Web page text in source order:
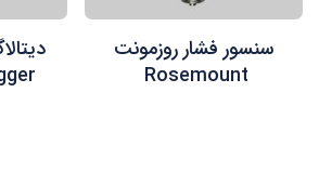
سنسور فشار روزمونت
Rosemount